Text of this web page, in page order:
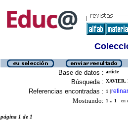
Base de datos : article
Búsqueda : XAVIER,
Referencias encontradas : 1 [refinar
Mostrando: 1 .. 1 en
página 1 de 1